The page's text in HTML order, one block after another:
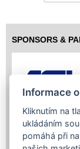
SPONSORS &
Informace
Kliknutím na
ukládáním
pomáhá při